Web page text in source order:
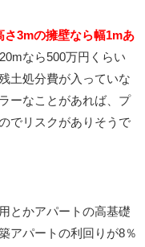
さ3mの擁壁なら幅1mあ
なら500万円くらい
土処分費が入っていな
ーなことがあれば、プ
でリスクがありそうで
とかアパートの高基礎
アパートの利回りが8％